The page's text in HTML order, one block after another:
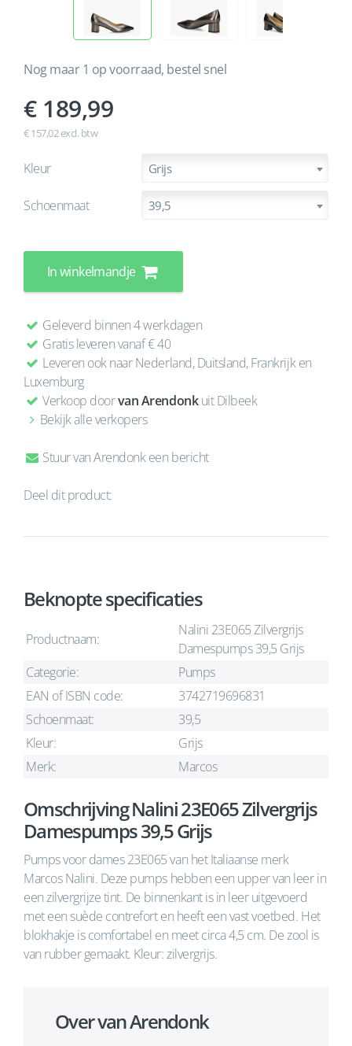
Nog maar 1 op voorraad, bestel snel
189,99
€ 157,02 excl. btw
Kleur Grijs
Schoenmaat 39,5
In winkelmandje
Geleverd binnen 4 werkdagen
Gratis leveren vanaf € 40
Leveren ook naar Nederland, Duitsland, Frankrijk en
Luxemburg
Verkoop doorvan Arendonkuit Dilbeek
Bekijk alle verkopers
Stuur van Arendonk een bericht
Deel dit product:
Beknopte specificaties
Productnaam:
Nalini 23E065 Zilvergrijs
Damespumps 39,5 Grijs
Categorie:
Pumps
EAN of ISBN code:
3742719696831
Schoenmaat:
39,5
Kleur:
Grijs
Merk:
Marcos
Omschrijving Nalini 23E065 Zilvergrijs
Damespumps 39,5 Grijs
Pumps voor dames 23E065 van het Italiaanse merk
Marcos Nalini. Deze pumps hebben een upper van leer in
een zilvergrijze tint. De binnenkant is in leer uitgevoerd
met een suède contrefort en heeft een vast voetbed. Het
blokhakje is comfortabel en meet circa 4,5 cm. De zool is
van rubber gemaakt. Kleur: zilvergrijs.
Over van Arendonk